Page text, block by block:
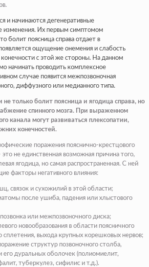
и начинаются дегенеративные
изменения. Их первым симптомом
болит поясница справа отдает в
ощущение онемения и слабость
с этой же стороны. На данном
начинать проводить комплексное
случае появится межпозвоночная
диффузного или медианного типа.
не только болит поясница и ягодица справа, но
спинного мозга. При выраженном
канала могут развиваться плексопатии,
конечностей.
поражения пояснично-крестцового
не единственная возможная причина того,
ягодица, но самая распространенная. С ней
факторы негативного влияния:
связок и сухожилий в этой области;
после ушиба, падения или хлыстового
или межпозвоночного диска;
новообразования в области поясничного
сплетения, выхода крупных корешковых нервов;
структур позвоночного столба,
его дуральных оболочек (полиомиелит,
туберкулез, сифилис и т.д.).